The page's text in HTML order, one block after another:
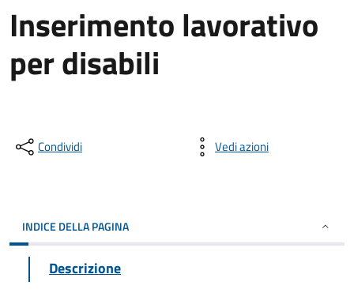
Inserimento lavorativo
per disabili
Condividi Vedi azioni
INDICE DELLA PAGINA
Descrizione